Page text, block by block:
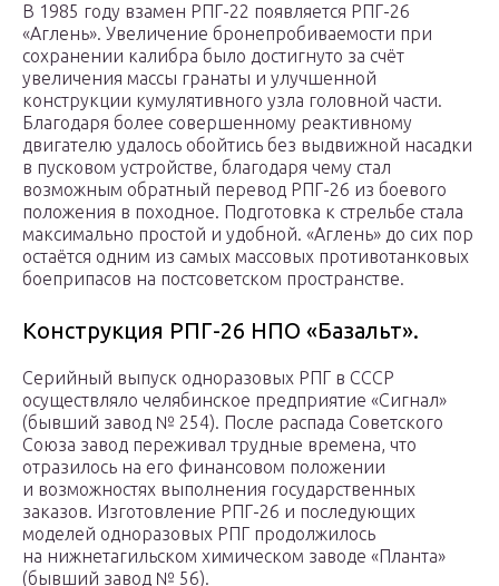
В 1985 году взамен РПГ-22 появляется РПГ-26
«Аглень». Увеличение бронепробиваемости при
сохранении калибра было достигнуто за счёт
увеличения массы гранаты и улучшенной
конструкции кумулятивного узла головной части.
Благодаря более совершенному реактивному
двигателю удалось обойтись без выдвижной насадки
в пусковом устройстве, благодаря чему стал
возможным обратный перевод РПГ-26 из боевого
положения в походное. Подготовка к стрельбе стала
максимально простой и удобной. «Аглень» до сих пор
остаётся одним из самых массовых противотанковых
боеприпасов на постсоветском пространстве.
Конструкция РПГ-26 НПО «Базальт».
Серийный выпуск одноразовых РПГ в СССР
осуществляло челябинское предприятие «Сигнал»
(бывший завод № 254). После распада Советского
Союза завод переживал трудные времена, что
отразилось на его финансовом положении
и возможностях выполнения государственных
заказов. Изготовление РПГ-26 и последующих
моделей одноразовых РПГ продолжилось
на нижнетагильском химическом заводе «Планта»
(бывший завод № 56).